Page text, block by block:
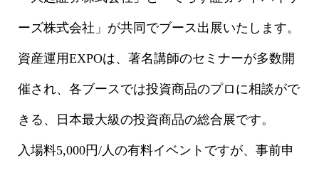
ーズ株式会社」が共同でブース出展いたします。
資産運用EXPOは、著名講師のセミナーが多数開
催され、各ブースでは投資商品のプロに相談がで
きる、日本最大級の投資商品の総合展です。
入場料5,000円/人の有料イベントですが、事前申